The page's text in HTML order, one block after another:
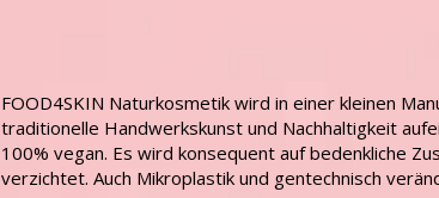
FOOD4SKIN Naturkosmetik wird in einer kleinen
traditionelle Handwerkskunst und Nachhaltigkeit
100% vegan. Es wird konsequent auf bedenkliche
verzichtet. Auch Mikroplastik und gentechnisch